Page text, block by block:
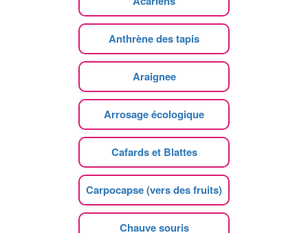
Anthrène des tapis
Araignee
Arrosage écologique
Cafards et Blattes
Carpocapse (vers des fruits)
Chauve souris